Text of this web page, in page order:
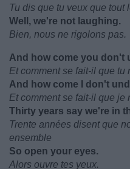
Tu dis que tu veux que tout
Well, we're not laughing.
Bien, nous ne rigolons pas.
And how come you don't
Et comment se fait-il que tu
And how come I don't
Et comment se fait-il que je
Thirty years say we're in
Trente années disent que
ensemble
So open your eyes.
Alors ouvre tes yeux.